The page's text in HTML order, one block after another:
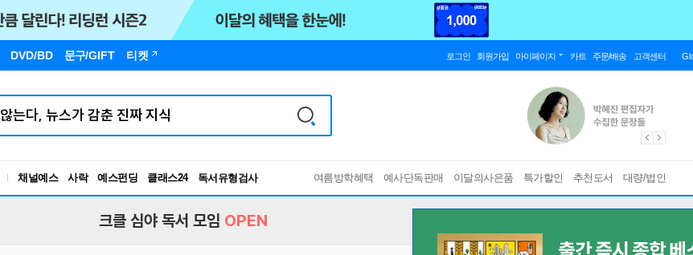
DVD/BD 문구/GIFT 티켓 로그인 회원가입 마이페이지 카트 주문/배송 고객센터
채널예스 사락 예스펀딩 클래스24
독서유형검사
RBTI Lab
여름방학혜택 예사단독판매 이달의사은품 특가할인 추천도서 대량/법인
크클 심야 독서 모임 OPEN